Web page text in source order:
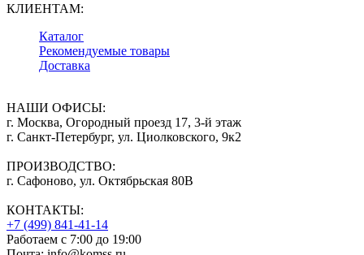
КЛИЕНТАМ:
Каталог
Рекомендуемые товары
Доставка
НАШИ ОФИСЫ:
г. Москва, Огородный проезд 17, 3-й этаж
г. Санкт-Петербург, ул. Циолковского, 9к2
ПРОИЗВОДСТВО:
г. Сафоново, ул. Октябрьская 80В
КОНТАКТЫ:
+7 (499) 841-41-14
Работаем с 7:00 до 19:00